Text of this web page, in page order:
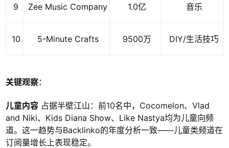
9 Zee Music Company 1.0亿 音乐
10 5-Minute Crafts 9500万 DIY/生活技巧
关键观察：
儿童内容 占据半壁江山：前10名中，Cocomelon、Vlad
and Niki、Kids Diana Show、Like Nastya均为儿童向频
道。这一趋势与Backlinko的年度分析一致——儿童类频道在
订阅量增长上表现稳定。